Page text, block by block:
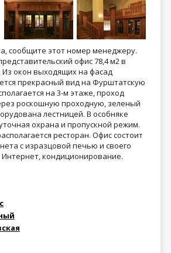
сообщите этот номер менеджеру.
офис 78,4 м2 в
Из окон выходящих на фасад
прекрасный вид на Фурштатскую
на 3-м этаже, проход
роскошную проходную, зеленый
лестницей. В особняке
охрана и пропускной режим.
ресторан. Офис состоит
с изразцовой печью и своего
Интернет, кондиционирование.